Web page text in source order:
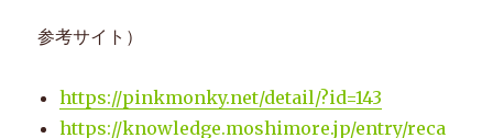
参考サイト）
https://pinkmonky.net/detail/?id=143
https://knowledge.moshimore.jp/entry/reca